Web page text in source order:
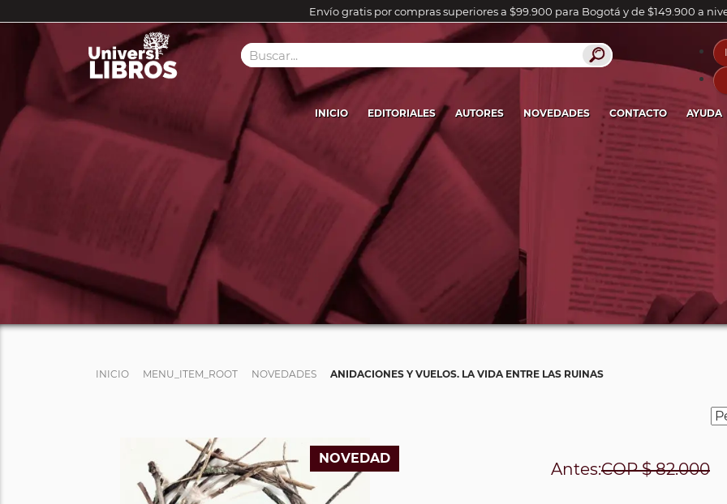
Envío gratis por compras superiores a $99.900 para Bogotá y de $149.900 a
INICIO EDITORIALES AUTORES NOVEDADES CONTACTO AYUDA
INICIO MENU_ITEM_ROOT NOVEDADES ANIDACIONES Y VUELOS. LA VIDA ENTRE LAS RUINAS
NOVEDAD
Antes:COP$ 82.000